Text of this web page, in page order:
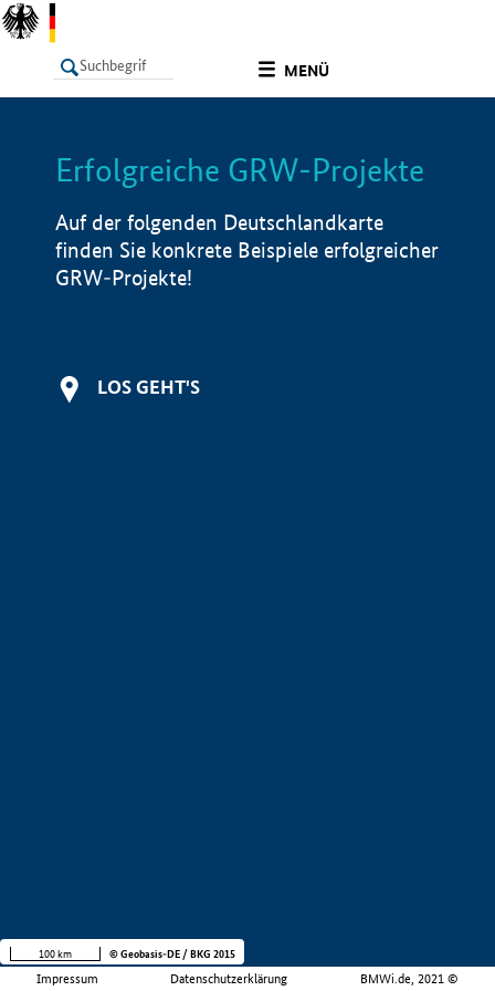
MENÜ
LISTE Info
Erfolgreiche GRW-Projekte
Auf der folgenden Deutschlandkarte
finden Sie konkrete Beispiele erfolgreicher
GRW-Projekte!
LOS GEHT'S
Impressum Datenschutzerklärung BMWi.de, 2021 ©
100 km © Geobasis-DE / BKG 2015